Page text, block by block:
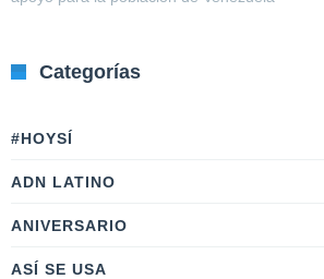
Categorías
#HOYSÍ
ADN LATINO
ANIVERSARIO
ASÍ SE USA